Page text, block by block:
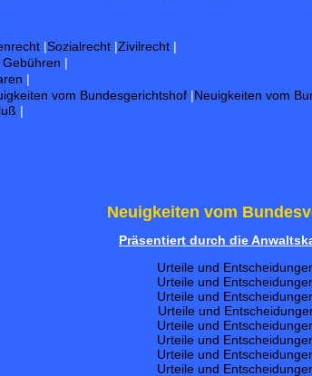
|Sozialrecht |Zivilrecht |
|
|
vom Bundesgerichtshof |Neuigkeiten vom
|
Neuigkeiten vom
Präsentiert durch die
Urteile und
Urteile und
Urteile und
Urteile und
Urteile und
Urteile und
Urteile und
Urteile und